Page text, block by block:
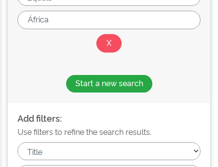
Start a new search
Add filters:
Use filters to refine the search results.